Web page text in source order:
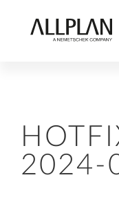
2024-